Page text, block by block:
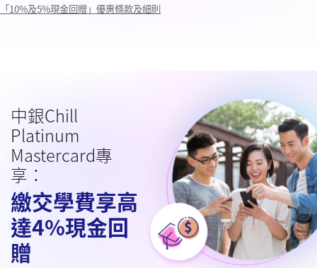
「10%及5%現金回贈」優惠條款及細則
中銀Chill
Platinum
Mastercard專
享：
繳交學費享高
達4%現金回
贈